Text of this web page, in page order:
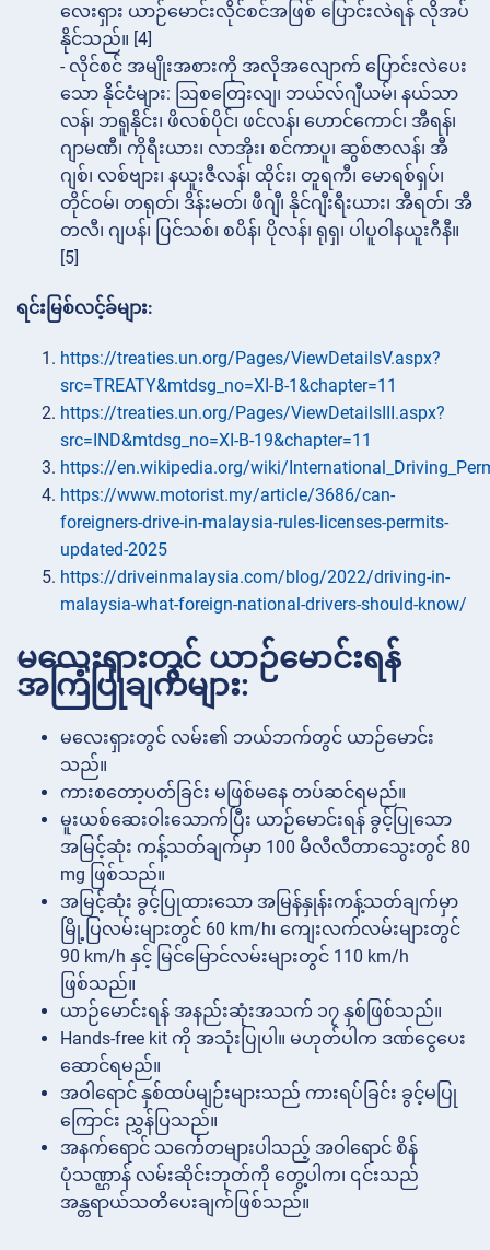
လေးရှား ယာဉ်မောင်းလိုင်စင်အဖြစ် ပြောင်းလဲရန် လိုအပ်
နိုင်သည်။ [4]
- လိုင်စင် အမျိုးအစားကို အလိုအလျောက် ပြောင်းလဲပေး
သော နိုင်ငံများ: ဩစတြေးလျ၊ ဘယ်လ်ဂျီယမ်၊ နယ်သာ
လန်၊ ဘရူနိုင်း၊ ဖိလစ်ပိုင်၊ ဖင်လန်၊ ဟောင်ကောင်၊ အီရန်၊
ဂျာမဏီ၊ ကိုရီးယား၊ လာအိုး၊ စင်ကာပူ၊ ဆွစ်ဇာလန်၊ အီ
ဂျစ်၊ လစ်ဗျား၊ နယူးဇီလန်၊ ထိုင်း၊ တူရကီ၊ မောရစ်ရှပ်၊
တိုင်ဝမ်၊ တရုတ်၊ ဒိန်းမတ်၊ ဖီဂျီ၊ နိုင်ဂျီးရီးယား၊ အီရတ်၊ အီ
တလီ၊ ဂျပန်၊ ပြင်သစ်၊ စပိန်၊ ပိုလန်၊ ရုရှ၊ ပါပူဝါနယူးဂီနီ။
[5]
ရင်းမြစ်လင့်ခ်များ:
https://treaties.un.org/Pages/ViewDetailsV.aspx?
src=TREATY&mtdsg_no=XI-B-1&chapter=11
https://treaties.un.org/Pages/ViewDetailsIII.aspx?
src=IND&mtdsg_no=XI-B-19&chapter=11
https://en.wikipedia.org/wiki/
https://www.motorist.my/article/3686/can-
foreigners-drive-in-malaysia-rules-licenses-permits-
updated-2025
https://driveinmalaysia.com/blog/2022/driving-in-
malaysia-what-foreign-national-drivers-should-know/
မလေးရှားတွင် ယာဉ်မောင်းရန်
အကြံပြုချက်များ:
မလေးရှားတွင် လမ်း၏ ဘယ်ဘက်တွင် ယာဉ်မောင်း
သည်။
ကားစတော့ပတ်ခြင်း မဖြစ်မနေ တပ်ဆင်ရမည်။
မူးယစ်ဆေးဝါးသောက်ပြီး ယာဉ်မောင်းရန် ခွင့်ပြုသော
အမြင့်ဆုံး ကန့်သတ်ချက်မှာ 100 မီလီလီတာသွေးတွင် 80
mg ဖြစ်သည်။
အမြင့်ဆုံး ခွင့်ပြုထားသော အမြန်နှုန်းကန့်သတ်ချက်မှာ
မြို့ပြလမ်းများတွင် 60 km/h၊ ကျေးလက်လမ်းများတွင်
90 km/h နှင့် မြင်မြောင်လမ်းများတွင် 110 km/h
ဖြစ်သည်။
ယာဉ်မောင်းရန် အနည်းဆုံးအသက် ၁၇ နှစ်ဖြစ်သည်။
Hands-free kit ကို အသုံးပြုပါ။ မဟုတ်ပါက ဒဏ်ငွေပေး
ဆောင်ရမည်။
အဝါရောင် နှစ်ထပ်မျဉ်းများသည် ကားရပ်ခြင်း ခွင့်မပြု
ကြောင်း ညွှန်ပြသည်။
အနက်ရောင် သင်္ကေတများပါသည့် အဝါရောင် စိန်
ပုံသဏ္ဌာန် လမ်းဆိုင်းဘုတ်ကို တွေ့ပါက၊ ၎င်းသည်
အန္တရာယ်သတိပေးချက်ဖြစ်သည်။